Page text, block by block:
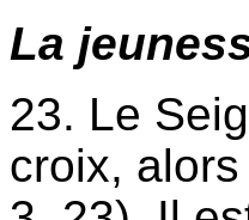
La
23. Le
croix,